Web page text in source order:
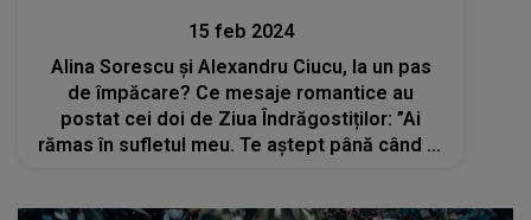
15 feb 2024
Alina Sorescu și Alexandru Ciucu, la un pas
de împăcare? Ce mesaje romantice au
postat cei doi de Ziua Îndrăgostiților: ”Ai
rămas în sufletul meu. Te aștept până când tu